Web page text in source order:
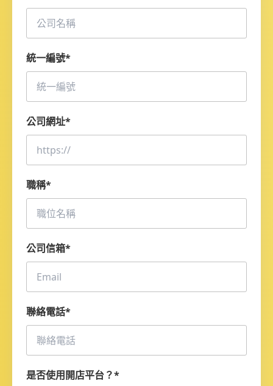
統一編號*
公司網址*
職稱*
公司信箱*
聯絡電話*
是否使用開店平台？*